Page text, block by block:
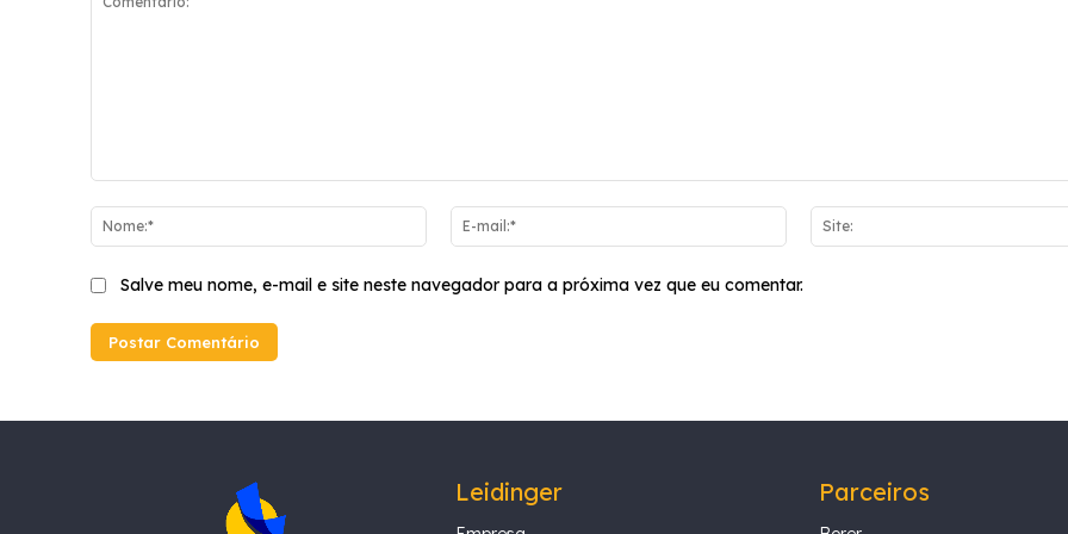
Nome:*
E-
mail:*
Salve meu nome, e-mail e site neste navegador para a próxima vez que eu comentar.
Leidinger Parceiros